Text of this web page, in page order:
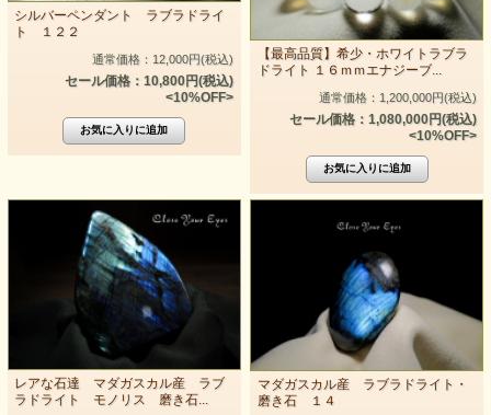
シルバーペンダント ラブラドライ
ト １２２
通常価格：12,000円(税込)
セール価格：10,800円(税込)
<10%OFF>
【最高品質】希少・ホワイトラブラ
ドライト １６ｍｍエナジーブ...
通常価格：1,200,000円(税込)
セール価格：1,080,000円(税込)
<10%OFF>
レアな石達 マダガスカル産 ラブ
ラドライト モノリス 磨き石...
マダガスカル産 ラブラドライト・
磨き石 １４